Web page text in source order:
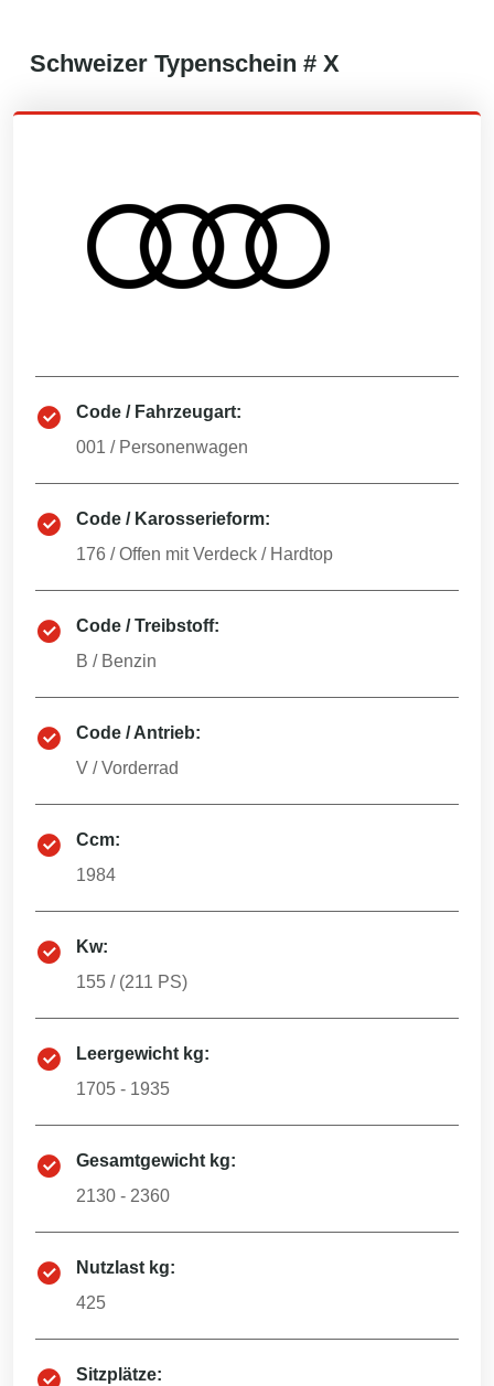
Schweizer Typenschein # X
Code / Fahrzeugart:
001 / Personenwagen
Code / Karosserieform:
176 /Offen mit Verdeck / Hardtop
Code / Treibstoff:
B / Benzin
Code / Antrieb:
V /Vorderrad
Ccm:
1984
Kw:
155 / (211 PS)
Leergewicht kg:
1705 - 1935
Gesamtgewicht kg:
2130 - 2360
Nutzlast kg:
425
Sitzplätze: